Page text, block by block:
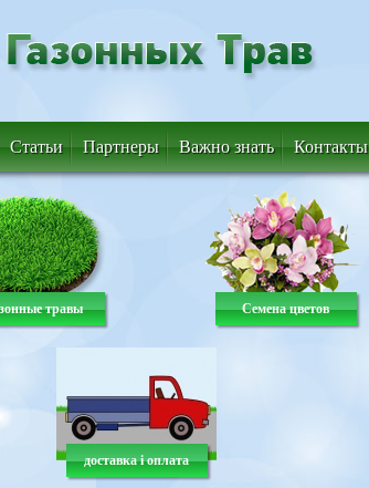
Статьи Партнеры Важно знать Контакты
травы Семена цветов
доставка і оплата